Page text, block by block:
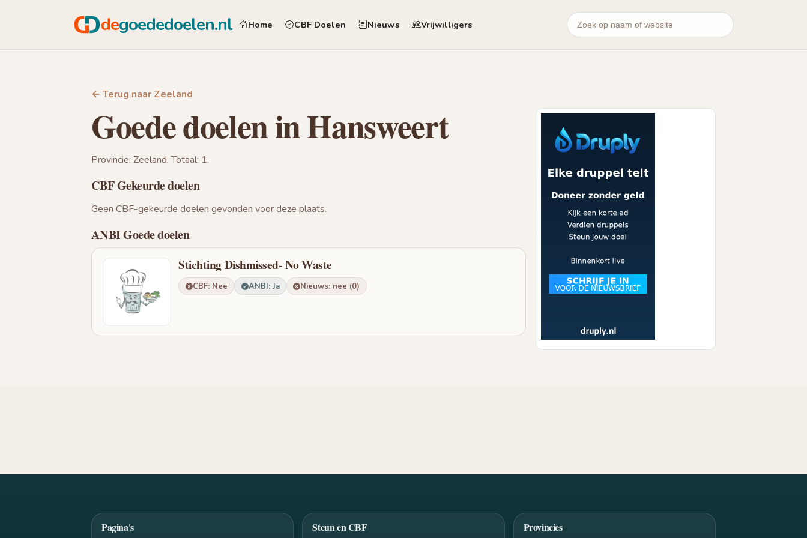
degoededoelen.nl Home CBF Doelen Nieuws Vrijwilligers
← Terug naar Zeeland
Goede doelen in Hansweert
Provincie: Zeeland. Totaal: 1.
CBF Gekeurde doelen
Geen CBF-gekeurde doelen gevonden voor deze plaats.
ANBI Goede doelen
Stichting Dishmissed- No Waste
CBF: Nee ANBI: Ja Nieuws: nee (0)
Pagina's Steun en CBF Provincies